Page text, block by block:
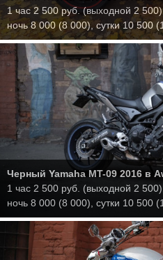
1 час 2 500 руб. (выходной 2
ночь 8 000 (8 000), сутки 10 500
Черный Yamaha MT-09 2016 в
1 час 2 500 руб. (выходной 2
ночь 8 000 (8 000), сутки 10 500